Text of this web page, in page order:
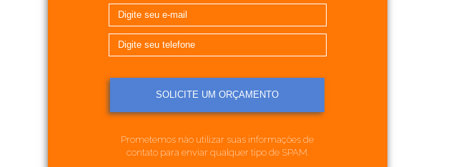
Prometemos não utilizar suas informações de
contato para enviar qualquer tipo de SPAM.